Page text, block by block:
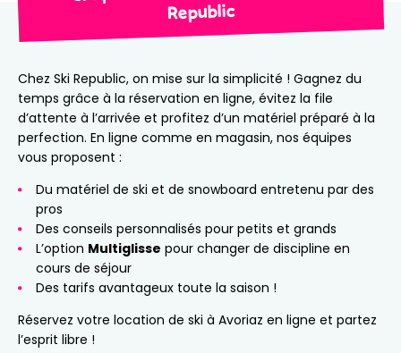
Republic
Chez Ski Republic, on mise sur la simplicité ! Gagnez du
temps grâce à la réservation en ligne, évitez la file
d’attente à l’arrivée et profitez d’un matériel préparé à la
perfection. En ligne comme en magasin, nos équipes
vous proposent :
Du matériel de ski et de snowboard entretenu par des
pros
Des conseils personnalisés pour petits et grands
L’option Multiglisse pour changer de discipline en
cours de séjour
Des tarifs avantageux toute la saison !
Réservez votre location de ski à Avoriaz en ligne et partez
l’esprit libre !